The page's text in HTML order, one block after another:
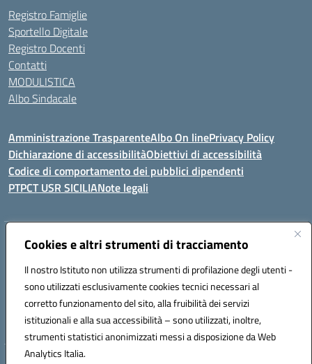
Cookies e altri strumenti di tracciamento
Il nostro Istituto non utilizza strumenti di profilazione degli utenti -
sono utilizzati esclusivamente cookies tecnici necessari al
corretto funzionamento del sito, alla fruibilità dei servizi
istituzionali e alla sua accessibilità – sono utilizzati, inoltre,
strumenti statistici anonimizzati messi a disposizione da Web
Analytics Italia.
Registro Famiglie
Sportello Digitale
Registro Docenti
Contatti
MODULISTICA
Albo Sindacale
Amministrazione TrasparenteAlbo On linePrivacy Policy
Dichiarazione di accessibilitàObiettivi di accessibilità
Codice di comportamento dei pubblici dipendenti
PTPCT USR SICILIANote legali
Indirizzo:Via Enrico Fermi, 4 - Cefalù
Posta elettronica certificata (PEC):PAIC8AJ008@pec.istruzione.it
Codice fiscale: 82000590826
Codice meccanografico: PAIC8AJ008